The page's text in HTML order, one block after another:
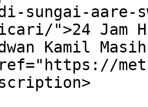
sungai-aare-
">24 Jam
Kamil